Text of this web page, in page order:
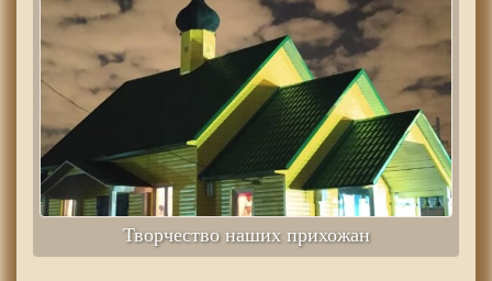
Творчество наших прихожан